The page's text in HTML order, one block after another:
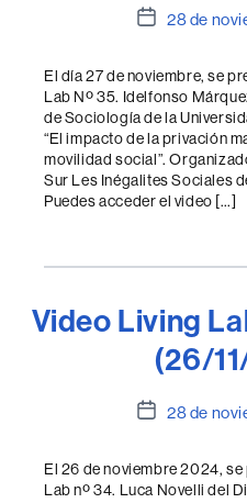
Fecha
entrada
28 de
El día 27 de noviembre, se
Lab Nº 35. Idelfonso
de Sociología de la
“El impacto de la privación
movilidad social”.
Sur Les Inégalites Sociales
Puedes acceder el video […]
Video Living
(26/
Fecha
entrada
28 de
El 26 de noviembre 2024,
Lab nº 34. Luca Novelli del